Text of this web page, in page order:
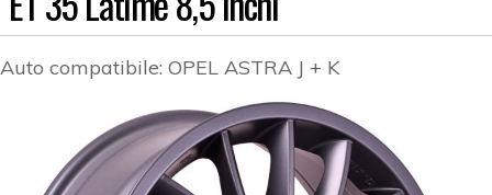
Auto compatibile: OPEL ASTRA J + K